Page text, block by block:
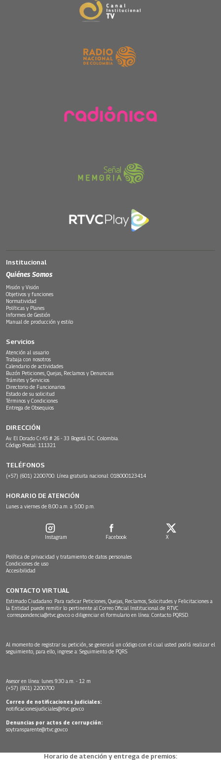
Institucional
Quiénes Somos
Misión y Visión
Objetivos y funciones
Normatividad
Políticas y Planes
Informes de Gestión
Manual de producción y estilo
Servicios
Atención al usuario
Trabaja con nosotros
Calendario de actividades
Buzón Peticiones, Quejas, Reclamos y Denuncias
Trámites y Servicios
Directorio de Funcionarios
Estado de su solicitud
Términos y Condiciones
Entrega de Obsequios
DIRECCIÓN
Av. El Dorado Cr.45 # 26 - 33 Bogotá D.C. Colombia.
Código Postal: 111321
TELÉFONOS
(+57) (601) 2200700. Línea gratuita nacional: 018000123414
HORARIO DE ATENCIÓN
Lunes a viernes de 8:00 a.m. a 5:00 p.m.
Instagram Facebook X
Política de privacidad y tratamiento de datos personales
Condiciones de uso
Accesibilidad
CONTACTO VIRTUAL
Estimado Ciudadano: Para radicar Peticiones, Quejas, Reclamos, Solicitudes y Felicitaciones a
la Entidad puede remitir lo pertinente al Correo Oficial Institucional de RTVC
correspondencia@rtvc.gov.co o diligenciar el formulario en línea: Contacto PQRSD.
Al momento de registrar su petición, se generará un código con el cual usted podrá realizar el
seguimiento, para ello, ingrese a: Seguimiento de PQRS
Asesor en línea: lunes 9:30 a.m. - 12 m
(+57) (601) 2200700
Correo de notificaciones judiciales:
notificacionesjudiciales@rtvc.gov.co
Denuncias por actos de corrupción:
soytransparente@rtvc.gov.co
Horario de atención y entrega de premios: